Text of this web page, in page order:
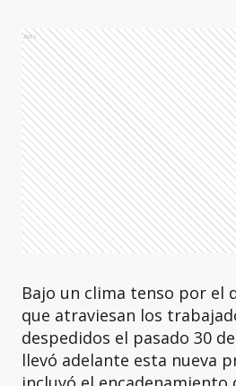
Ads
Bajo un clima tenso por el
que atraviesan los
despedidos el pasado 30
llevó adelante esta nueva